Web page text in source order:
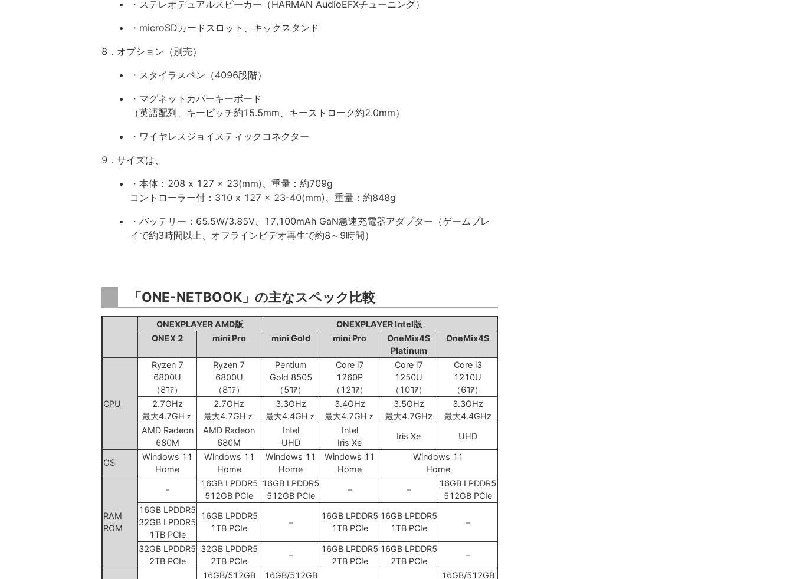
・ステレオデュアルスピーカー（HARMAN AudioEFXチューニング）
・microSDカードスロット、キックスタンド
8．オプション（別売）
・スタイラスペン（4096段階）
・マグネットカバーキーボード
（英語配列、キーピッチ約15.5mm、キーストローク約2.0mm）
・ワイヤレスジョイスティックコネクター
9．サイズは、
・本体：208 x 127 x 23(mm)、重量：約709g
コントローラー付：310 x 127 x 23-40(mm)、重量：約848g
・バッテリー：65.5W/3.85V、17,100mAh GaN急速充電器アダプター（ゲームプレ
イで約3時間以上、オフラインビデオ再生で約8～9時間）
「ONE-NETBOOK」の主なスペック比較
ONEXPLAYER AMD版
ONEXPLAYER Intel版
ONEX 2
mini Pro mini Gold mini Pro
OneMix4S
Platinum
OneMix4S
CPU
Ryzen 7
6800U
（8ｺｱ）
Ryzen 7
6800U
（8ｺｱ）
Pentium
Gold 8505
（5ｺｱ）
Core i7
1260P
（12ｺｱ）
Core i7
1250U
（10ｺｱ）
Core i3
1210U
（6ｺｱ）
2.7GHz
最大4.7GHｚ
2.7GHz
最大4.7GHｚ
3.3GHz
最大4.4GHｚ
3.4GHz
最大4.7GHｚ
3.5GHz
最大4.7GHz
3.3GHz
最大4.4GHz
AMD Radeon
680M
AMD Radeon
680M
Intel
UHD
Intel
Iris Xe
Iris Xe UHD
OS
Windows 11
Home
Windows 11
Home
Windows 11
Home
Windows 11
Home
Windows 11
Home
RAM
ROM
－
16GB LPDDR5
512GB PCIe
16GB LPDDR5
512GB PCIe
－ －
16GB LPDDR5
512GB PCIe
16GB LPDDR5
32GB LPDDR5
1TB PCIe
16GB LPDDR5
1TB PCIe
－
16GB LPDDR5
1TB PCIe
16GB LPDDR5
1TB PCIe
－
32GB LPDDR5
2TB PCIe
32GB LPDDR5
2TB PCIe
－
16GB LPDDR5
2TB PCIe
16GB LPDDR5
2TB PCIe
－
16GB/512GB 16GB/512GB 16GB/512GB